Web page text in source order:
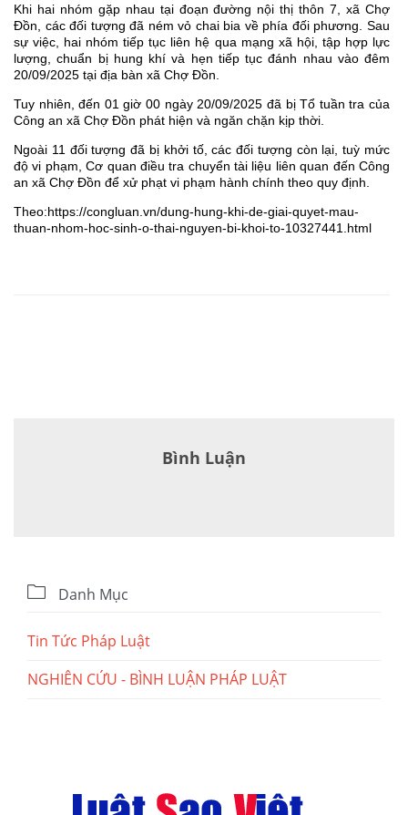
Khi hai nhóm gặp nhau tại đoạn đường nội thị thôn 7, xã Chợ
Đồn, các đối tượng đã ném vỏ chai bia về phía đối phương. Sau
sự việc, hai nhóm tiếp tục liên hệ qua mạng xã hội, tập hợp lực
lượng, chuẩn bị hung khí và hẹn tiếp tục đánh nhau vào đêm
20/09/2025 tại địa bàn xã Chợ Đồn.
Tuy nhiên, đến 01 giờ 00 ngày 20/09/2025 đã bị Tổ tuần tra của
Công an xã Chợ Đồn phát hiện và ngăn chặn kịp thời.
Ngoài 11 đối tượng đã bị khởi tố, các đối tượng còn lại, tuỳ mức
độ vi phạm, Cơ quan điều tra chuyển tài liệu liên quan đến Công
an xã Chợ Đồn để xử phạt vi phạm hành chính theo quy định.
Theo:https://congluan.vn/dung-hung-khi-de-giai-quyet-mau-
thuan-nhom-hoc-sinh-o-thai-nguyen-bi-khoi-to-10327441.html
Bình Luận
 Danh Mục
Tin Tức Pháp Luật
NGHIÊN CỨU - BÌNH LUẬN PHÁP LUẬT